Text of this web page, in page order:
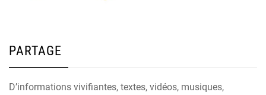
PARTAGE
D’informations vivifiantes, textes, vidéos, musiques,